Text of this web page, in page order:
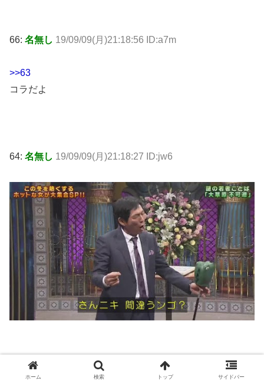
66: 名無し 19/09/09(月)21:18:56 ID:a7m
>>63
コラだよ
64: 名無し 19/09/09(月)21:18:27 ID:jw6
名無し 19/09/09(月)21:19:03 ID:XMK
ホーム 検索 トップ サイドバー